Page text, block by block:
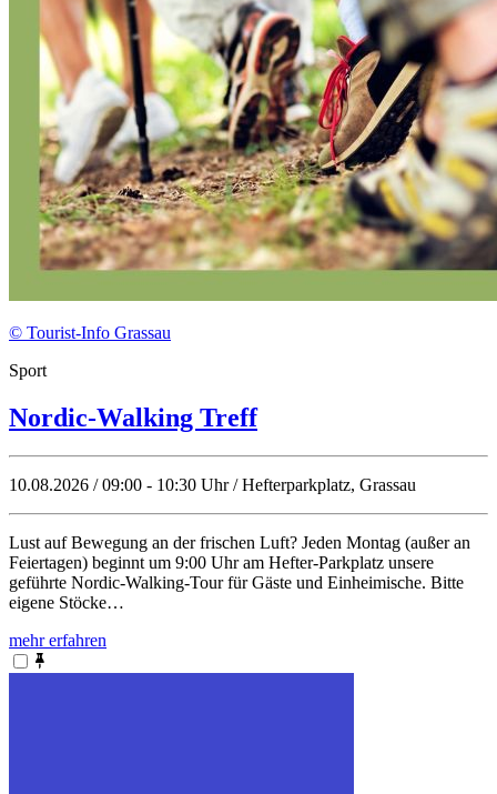
© Tourist-Info Grassau
Sport
Nordic-Walking Treff
10.08.2026 / 09:00 - 10:30 Uhr / Hefterparkplatz, Grassau
Lust auf Bewegung an der frischen Luft? Jeden Montag (außer an
Feiertagen) beginnt um 9:00 Uhr am Hefter-Parkplatz unsere
geführte Nordic-Walking-Tour für Gäste und Einheimische. Bitte
eigene Stöcke…
mehr erfahren